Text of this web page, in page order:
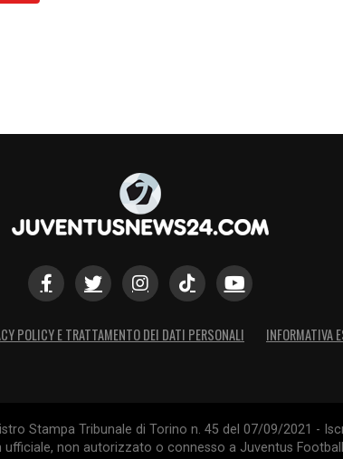
POLICY E TRATTAMENTO DEI DATI PERSONALI INFORMATIVA
Stampa Tribunale di Torino n. 45 del 07/09/2021 -
ufficiale, non autorizzato o connesso a Juventus